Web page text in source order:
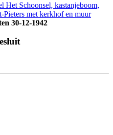
Het Schoonsel, kastanjeboom,
Pieters met kerkhof en muur
30-12-1942